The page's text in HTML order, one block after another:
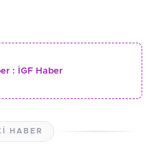
: İGF Haber
HABER